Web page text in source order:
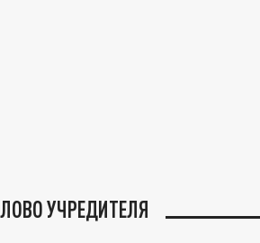
УЧРЕДИТЕЛЯ